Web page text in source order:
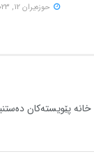
حوزه‌یران 12, 2023
خانە پێویستەکان